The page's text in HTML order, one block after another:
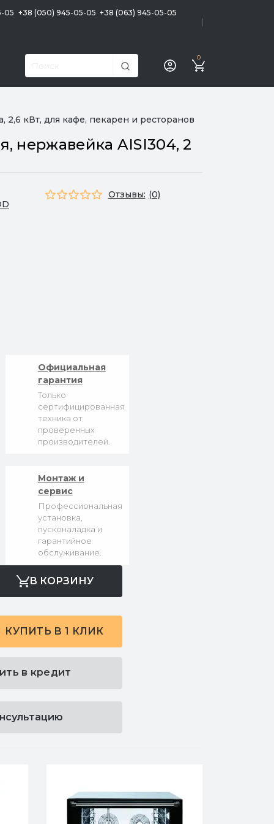
05 +38 (050) 945-05-05 +38 (063) 945-05-05
0
2,6 кВт, для кафе, пекарен и ресторанов
нержавейка AISI304, 2
Отзывы: (0)
Официальная
гарантия
Только
сертифицированная
техника от
проверенных
производителей.
Монтаж и
сервис
Профессиональная
установка,
пусконаладка и
гарантийное
обслуживание.
В КОРЗИНУ
КУПИТЬ В 1 КЛИК
в кредит